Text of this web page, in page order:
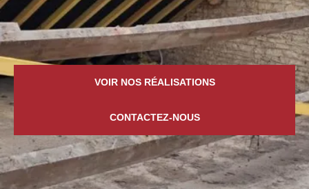
VOIR NOS RÉALISATIONS
CONTACTEZ-NOUS